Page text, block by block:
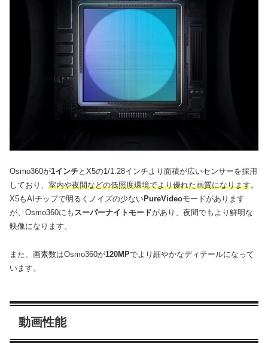
Osmo360が1インチとX5の1/1.28インチより面積が広いセンサーを採用
しており、 室内や夜間などの低照度環境でより優れた画質になります。
X5もAIチップで明るくノイズの少ないPureVideoモードがあります
が、Osmo360にも スーパーナイトモードがあり、夜間でもより鮮明な
映像になります。
また、画素数はOsmo360が120MPでより細やかなディテールになって
います。
動画性能